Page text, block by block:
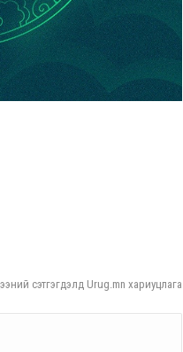
сэтгэгдэлд Urug.mn хариуцлага